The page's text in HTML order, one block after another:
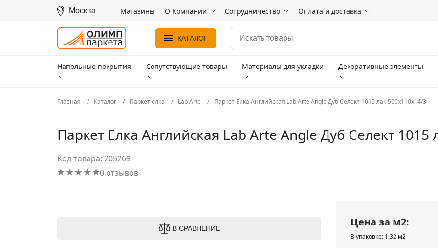
Москва Магазины О Компании Сотрудничество Оплата и доставка
КАТАЛОГ
Напольные покрытия Сопутствующие товары Материалы для укладки Декоративные элементы
Главная Каталог Паркет елка Lab Arte Паркет Елка Английская Lab Arte Angle Дуб Селект 1015 лак 500х110х14/3
Паркет Елка Английская Lab Arte Angle Дуб Селект 1015
Код товара: 205269
0 отзывов
В СРАВНЕНИЕ Цена за м2:
В упаковке: 1.32 м2